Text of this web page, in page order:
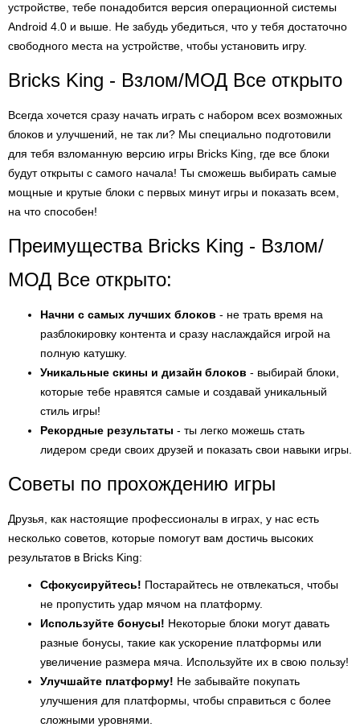
устройстве, тебе понадобится версия операционной системы
Android 4.0 и выше. Не забудь убедиться, что у тебя достаточно
свободного места на устройстве, чтобы установить игру.
Bricks King - Взлом/МОД Все открыто
Всегда хочется сразу начать играть с набором всех возможных
блоков и улучшений, не так ли? Мы специально подготовили
для тебя взломанную версию игры Bricks King, где все блоки
будут открыты с самого начала! Ты сможешь выбирать самые
мощные и крутые блоки с первых минут игры и показать всем,
на что способен!
Преимущества Bricks King - Взлом/
МОД Все открыто:
Начни с самых лучших блоков - не трать время на
разблокировку контента и сразу наслаждайся игрой на
полную катушку.
Уникальные скины и дизайн блоков - выбирай блоки,
которые тебе нравятся самые и создавай уникальный
стиль игры!
Рекордные результаты - ты легко можешь стать
лидером среди своих друзей и показать свои навыки игры.
Советы по прохождению игры
Друзья, как настоящие профессионалы в играх, у нас есть
несколько советов, которые помогут вам достичь высоких
результатов в Bricks King:
Сфокусируйтесь! Постарайтесь не отвлекаться, чтобы
не пропустить удар мячом на платформу.
Используйте бонусы! Некоторые блоки могут давать
разные бонусы, такие как ускорение платформы или
увеличение размера мяча. Используйте их в свою пользу!
Улучшайте платформу! Не забывайте покупать
улучшения для платформы, чтобы справиться с более
сложными уровнями.